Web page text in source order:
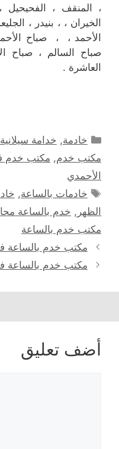
، المنقف ، الفحيحيل
الخيران ، ، بنيدر ،
الأحمد ، ، صباح
صباح السالم ، صباح
العاشرة .
التصنيفات
خادمة, خدامة سيلانية
مكتب خدم, مكتب خدم
الأحمدي
الوسوم
خادمات بالساعة,
الظهر , خدم بالساعة
مكتب خدم بالساعة
مكتب خدم بالساعة
مكتب خدم بالساعة
أضف تعليق